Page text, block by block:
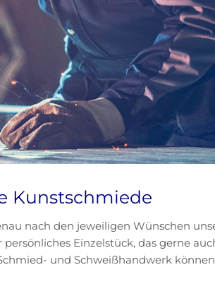
Kunstschmiede
nach den jeweiligen Wünschen
Einzelstück, das gerne
und Schweißhandwerk